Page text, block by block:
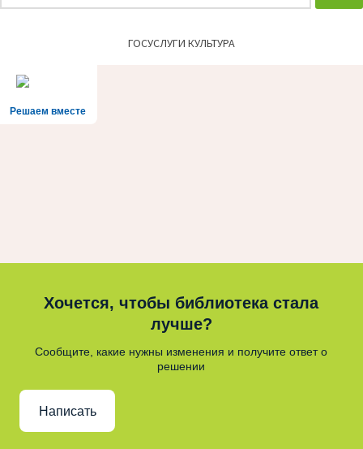
ГОСУСЛУГИ КУЛЬТУРА
Решаем вместе
Хочется, чтобы библиотека стала
лучше?
Сообщите, какие нужны изменения и получите ответ о
решении
Написать